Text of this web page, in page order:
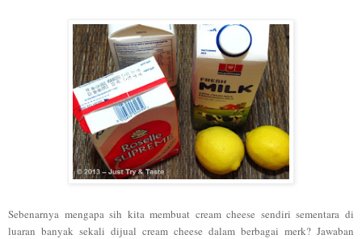
Sebenarnya mengapa sih kita membuat cream cheese sendiri sementara di
luaran banyak sekali dijual cream cheese dalam berbagai merk? Jawaban